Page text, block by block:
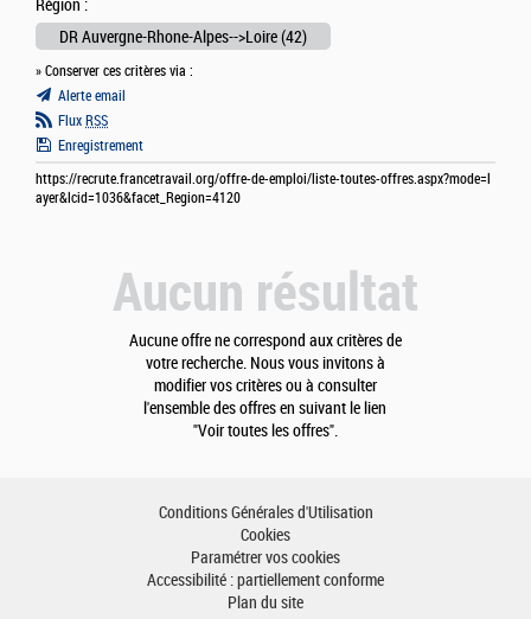
Région :
DR Auvergne-Rhone-Alpes-->Loire (42)
» Conserver ces critères via :
Alerte email
Flux RSS
Enregistrement
https://recrute.francetravail.org/offre-de-emploi/liste-toutes-offres.aspx?mode=l
ayer&lcid=1036&facet_Region=4120
Aucun résultat
Aucune offre ne correspond aux critères de
votre recherche. Nous vous invitons à
modifier vos critères ou à consulter
l'ensemble des offres en suivant le lien
"Voir toutes les offres".
Conditions Générales d'Utilisation
Cookies
Paramétrer vos cookies
Accessibilité : partiellement conforme
Plan du site